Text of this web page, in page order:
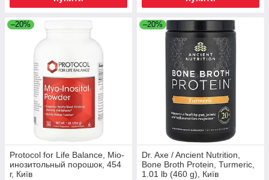
–20%
Protocol for Life Balance, Міо-
инозитольный порошок, 454
г, Київ
–20%
Dr. Axe / Ancient Nutrition,
Bone Broth Protein, Turmeric,
1.01 lb (460 g), Київ